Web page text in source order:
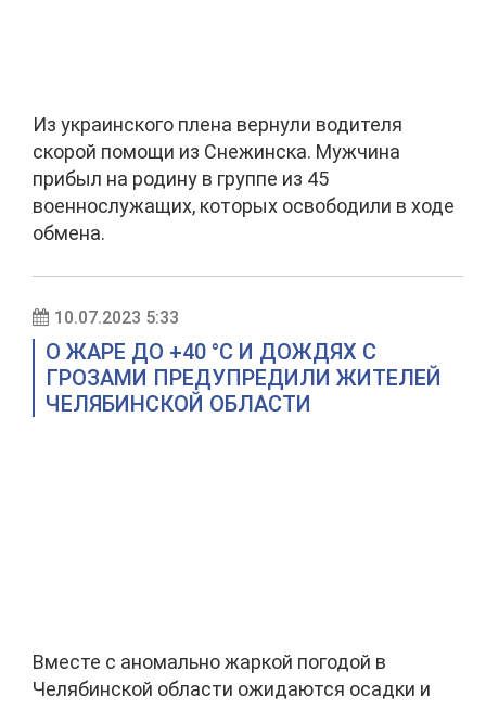
Из украинского плена вернули водителя
скорой помощи из Снежинска. Мужчина
прибыл на родину в группе из 45
военнослужащих, которых освободили в ходе
обмена.
10.07.2023 5:33
О ЖАРЕ ДО +40 °C И ДОЖДЯХ С
ГРОЗАМИ ПРЕДУПРЕДИЛИ ЖИТЕЛЕЙ
ЧЕЛЯБИНСКОЙ ОБЛАСТИ
Вместе с аномально жаркой погодой в
Челябинской области ожидаются осадки и